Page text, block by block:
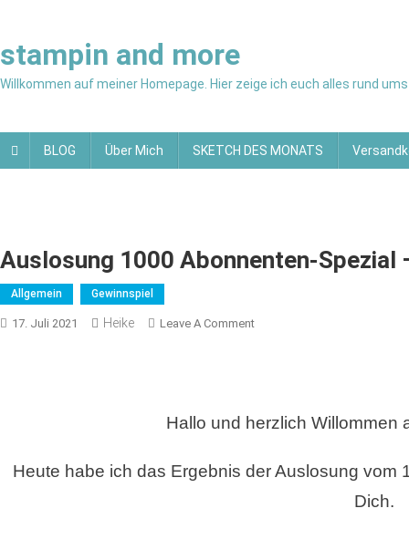
content
stampin and more
Willkommen auf meiner Homepage. Hier zeige ich euch alles rund
BLOG Über Mich SKETCH DES MONATS
Auslosung 1000 Abonnenten-Spezial
Allgemein Gewinnspiel
17. Juli 2021 Heike Leave A CommentOn
–
®
Hallo und herzlich Willommen
Heute habe ich das Ergebnis der Auslosung vom
Dich.